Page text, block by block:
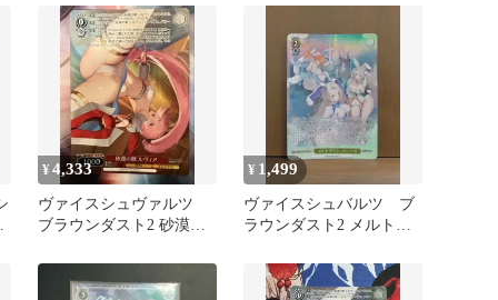
¥4,333
ヴァイスシュヴァルツ
ブラウンダスト2 砂漠の
¥ 1,499
ヴァイスシュバルツ ブ
ラウンダスト2 メルトダ